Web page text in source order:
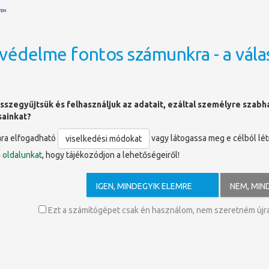
OLDALTÉRKÉP
Könyvtárban
a Klimo Könyvtár történetével és
legérdekesebb darabjaival ismerkedhetnek meg a
fontos számunkra - a
és felhasználjuk az adatait, ezáltal személyre
elfogadható viselkedési módokat
vagy látogassa meg e célból
oldalunkat, hogy tájékozódjon a lehetőségeiről!
IGEN, MINDEGYIK ELEMRE NEM,
Ezt a számítógépet csak én használom, nem szeretném